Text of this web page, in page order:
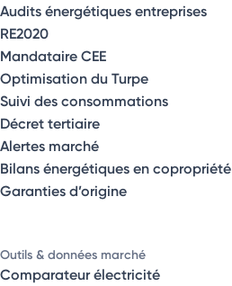
Audits énergétiques entreprises
RE2020
Mandataire CEE
Optimisation du Turpe
Suivi des consommations
Décret tertiaire
Alertes marché
Bilans énergétiques en copropriété
Garanties d’origine
Outils & données marché
Comparateur électricité